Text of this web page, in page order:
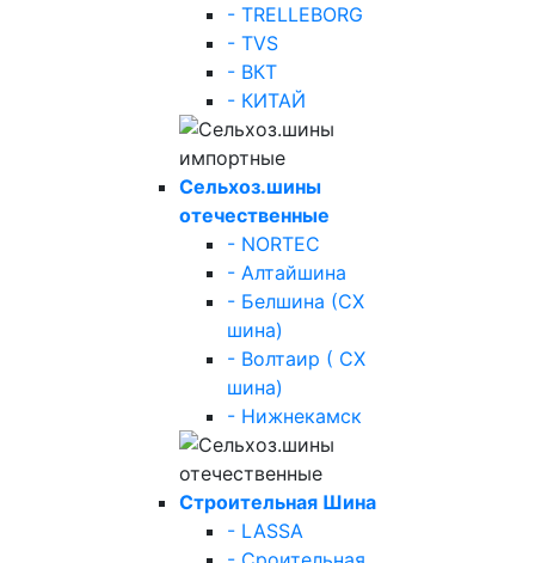
- TRELLEBORG
- TVS
- ВКТ
- КИТАЙ
Сельхоз.шины
отечественные
- NORTEC
- Алтайшина
- Белшина (СХ
шина)
- Волтаир ( СХ
шина)
- Нижнекамск
Строительная Шина
- LASSA